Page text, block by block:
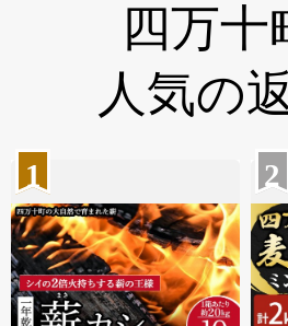
四万十
人気の
1 2